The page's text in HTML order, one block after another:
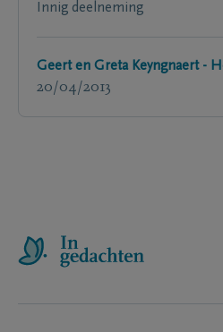
Innig deelneming
Geert en Greta Keyngnaert -
20/04/2013